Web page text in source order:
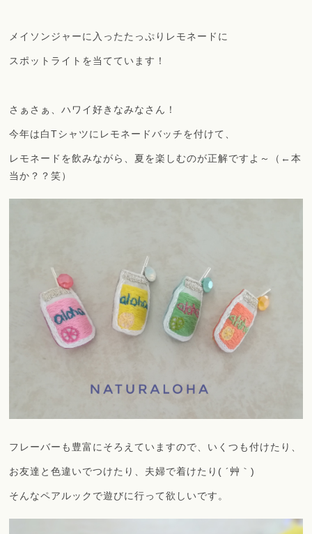
メイソンジャーに入ったたっぷりレモネードに
スポットライトを当てています！
さぁさぁ、ハワイ好きなみなさん！
今年は白Tシャツにレモネードバッチを付けて、
レモネードを飲みながら、夏を楽しむのが正解ですよ～（←本
当か？？笑）
フレーバーも豊富にそろえていますので、いくつも付けたり、
お友達と色違いでつけたり、夫婦で着けたり( ´艸｀)
そんなペアルックで遊びに行って欲しいです。